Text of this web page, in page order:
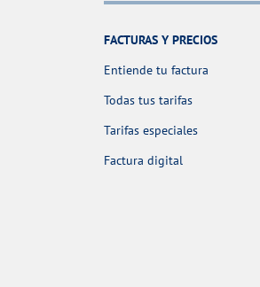
FACTURAS Y PRECIOS
Entiende tu factura
Todas tus tarifas
Tarifas especiales
Factura digital